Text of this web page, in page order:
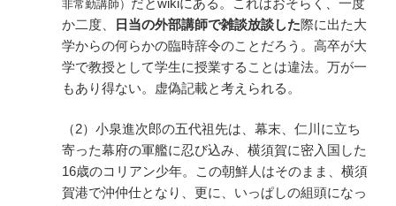
非常勤講師）
か二度、
日当の外部講師で雑談放談した際に出た大
学からの何らかの臨時辞令のことだろう。高卒が大
学で教授として学生に授業することは違法。万が一
もあり得ない。虚偽記載と考えられる。
（2）小泉進次郎の五代祖先は、幕末、仁川に立ち
寄った幕府の軍艦に忍び込み、横須賀に密入国した
16歳のコリアン少年。この朝鮮人はそのまま、横須
賀港で沖仲仕となり、更に、いっぱしの組頭になっ